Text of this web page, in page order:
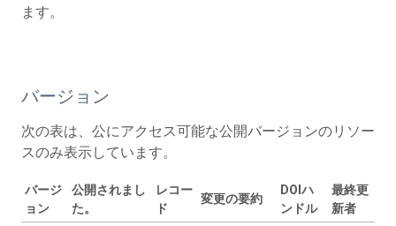
ます。
バージョン
次の表は、公にアクセス可能な公開バージョンのリソー
スのみ表示しています。
バージ
ョン
公開されまし
た。
レコー
ド
変更の要約
DOIハ
ンドル
最終更
新者